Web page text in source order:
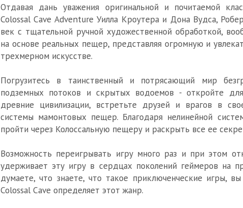
Отдавая дань уважения оригинальной и почитаемой
Colossal Cave Adventure Уилла Кроутера и Дона Вудса,
век с тщательной ручной художественной обработкой,
на основе реальных пещер, представляя огромную и
трехмерном искусстве.
Погрузитесь в таинственный и потрясающий мир
подземных потоков и скрытых водоемов - откройте
древние цивилизации, встретьте друзей и врагов в
системы мамонтовых пещер. Благодаря нелинейной
пройти через Колоссальную пещеру и раскрыть все ее
Возможность переигрывать игру много раз и при этом
удерживает эту игру в сердцах поколений геймеров на
думаете, что знаете, что такое приключенческие игры,
Colossal Cave определяет этот жанр.